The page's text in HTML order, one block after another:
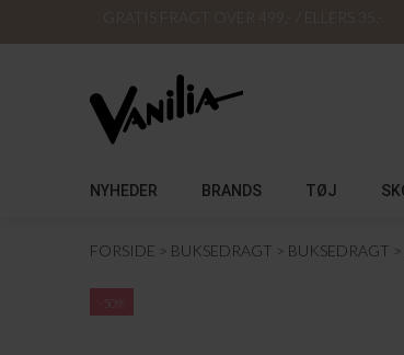
GRATIS FRAGT OVER 499,- / ELLERS 35,-
NYHEDER BRANDS TØJ
FORSIDE BUKSEDRAGT BUKSEDRAGT
-50%